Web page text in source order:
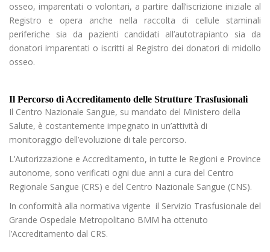
osseo, imparentati o volontari, a partire dall’iscrizione iniziale al
Registro e opera anche nella raccolta di cellule staminali
periferiche sia da pazienti candidati all’autotrapianto sia da
donatori imparentati o iscritti al Registro dei donatori di midollo
osseo.
Il Percorso di Accreditamento delle Strutture Trasfusionali
Il Centro Nazionale Sangue, su mandato del Ministero della
Salute, è costantemente impegnato in un’attività di
monitoraggio dell’evoluzione di tale percorso.
L’Autorizzazione e Accreditamento, in tutte le Regioni e Province
autonome, sono verificati ogni due anni a cura del Centro
Regionale Sangue (CRS) e del Centro Nazionale Sangue (CNS).
In conformità alla normativa vigente il Servizio Trasfusionale del
Grande Ospedale Metropolitano BMM ha ottenuto
l’Accreditamento dal CRS.